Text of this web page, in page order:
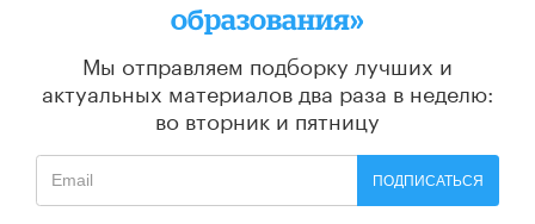
образования»
Мы отправляем подборку лучших и
актуальных материалов два раза в неделю:
во вторник и пятницу
ПОДПИСАТЬСЯ